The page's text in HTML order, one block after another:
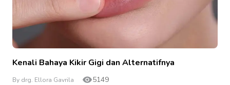
Kenali Bahaya Kikir Gigi dan Alternatifnya
By drg. Ellora Gavrila 5149